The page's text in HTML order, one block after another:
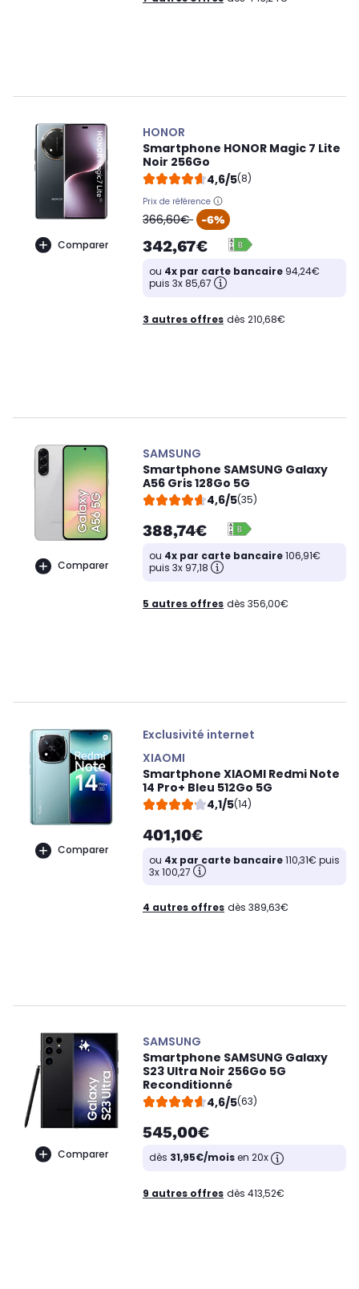
Comparer
HONOR
Smartphone HONOR Magic 7 Lite
Noir 256Go
4,6/5(8)
Prix de référence
oldPrice
366,60€ -6%
342,67€
ou 4x par carte bancaire 94,24€
puis 3x 85,67
3 autres offres dès 210,68€
Comparer
SAMSUNG
Smartphone SAMSUNG Galaxy
A56 Gris 128Go 5G
4,6/5(35)
388,74€
ou 4x par carte bancaire106,91€
puis 3x 97,18
5 autres offres dès 356,00€
Comparer
Exclusivité internet
XIAOMI
Smartphone XIAOMI Redmi Note
14 Pro+ Bleu 512Go 5G
4,1/5(14)
401,10€
ou 4x par carte bancaire110,31€ puis
3x 100,27
4 autres offres dès 389,63€
Comparer
SAMSUNG
Smartphone SAMSUNG Galaxy
S23 Ultra Noir 256Go 5G
Reconditionné
4,6/5(63)
545,00€
dès 31,95€/moisen 20x
9 autres offres dès 413,52€